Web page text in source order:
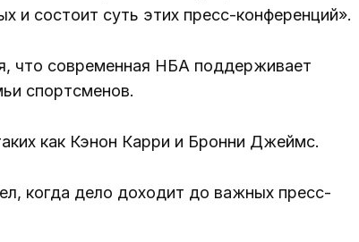
и состоит суть этих пресс-конференций».
что современная НБА поддерживает
спортсменов.
как Кэнон Карри и Бронни Джеймс.
когда дело доходит до важных пресс-